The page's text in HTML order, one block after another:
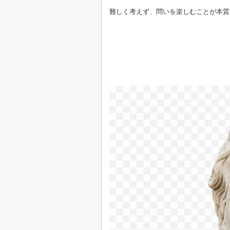
難しく考えず、問いを楽しむことが本